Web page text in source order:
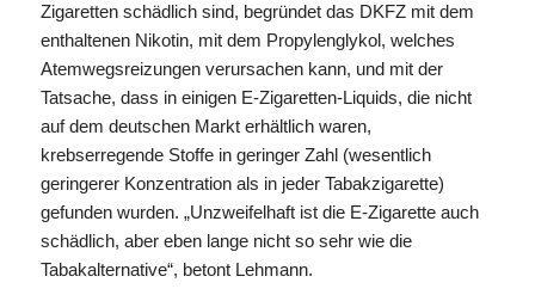
Zigaretten schädlich sind, begründet das DKFZ mit dem
enthaltenen Nikotin, mit dem Propylenglykol, welches
Atemwegsreizungen verursachen kann, und mit der
Tatsache, dass in einigen E-Zigaretten-Liquids, die nicht
auf dem deutschen Markt erhältlich waren,
krebserregende Stoffe in geringer Zahl (wesentlich
geringerer Konzentration als in jeder Tabakzigarette)
gefunden wurden. „Unzweifelhaft ist die E-Zigarette auch
schädlich, aber eben lange nicht so sehr wie die
Tabakalternative“, betont Lehmann.